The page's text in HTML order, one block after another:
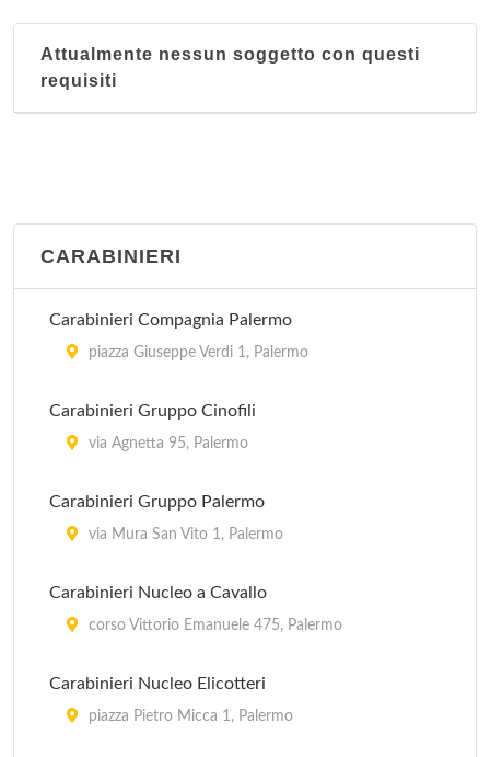
Attualmente nessun soggetto con questi
requisiti
CARABINIERI
Carabinieri Compagnia Palermo
piazza Giuseppe Verdi 1, Palermo
Carabinieri Gruppo Cinofili
via Agnetta 95, Palermo
Carabinieri Gruppo Palermo
via Mura San Vito 1, Palermo
Carabinieri Nucleo a Cavallo
corso Vittorio Emanuele 475, Palermo
Carabinieri Nucleo Elicotteri
piazza Pietro Micca 1, Palermo